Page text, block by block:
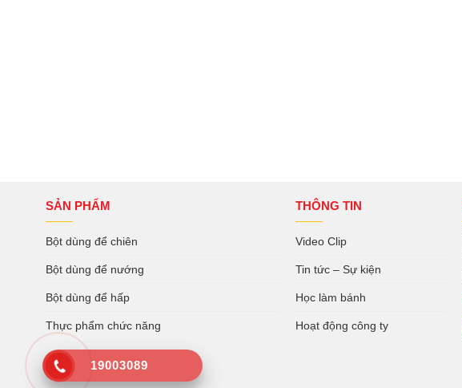
SẢN PHẨM
Bột dùng để chiên
Bột dùng để nướng
Bột dùng để hấp
Thực phẩm chức năng
THÔNG TIN
Video Clip
Tin tức – Sự kiện
Học làm bánh
Hoạt động công ty
19003089